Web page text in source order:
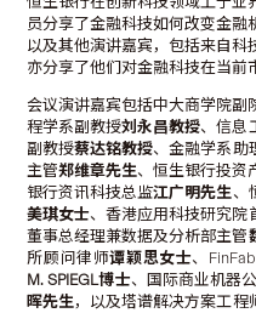
员分享了金融科技如何改变金
以及其他演讲嘉宾，包括来自科
亦分享了他们对金融科技在当前
会议演讲嘉宾包括中大商学院副
程学系副教授刘永昌教授、信息
副教授蔡达铭教授、金融学系助
主管郑维章先生、恒生银行投资
银行资讯科技总监江广明先生、
美琪女士、香港应用科技研究院
董事总经理兼数据及分析部主管
所顾问律师谭颖思女士、
M. SPIEGL博士、国际商业机器
晖先生，以及塔谱解决方案工程